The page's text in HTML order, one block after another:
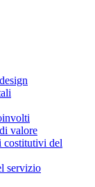
valore
costitutivi del
servizio